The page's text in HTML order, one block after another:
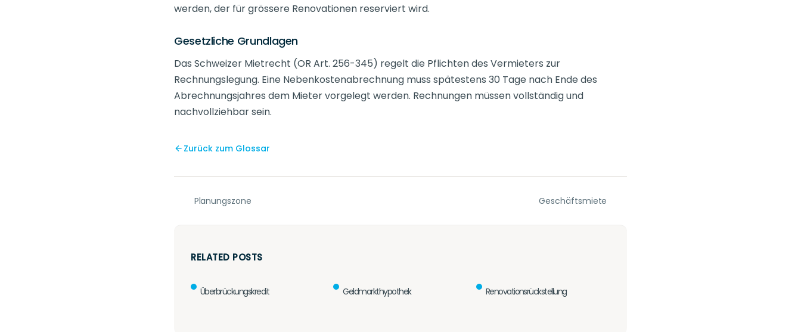
werden, der für grössere Renovationen reserviert wird.
Gesetzliche Grundlagen
Das Schweizer Mietrecht (OR Art. 256-345) regelt die Pflichten des Vermieters zur
Rechnungslegung. Eine Nebenkostenabrechnung muss spätestens 30 Tage nach Ende des
Abrechnungsjahres dem Mieter vorgelegt werden. Rechnungen müssen vollständig und
nachvollziehbar sein.
Zurück zum Glossar
Planungszone Geschäftsmiete
RELATED POSTS
Überbrückungskredit Geldmarkthypothek Renovationsrückstellung